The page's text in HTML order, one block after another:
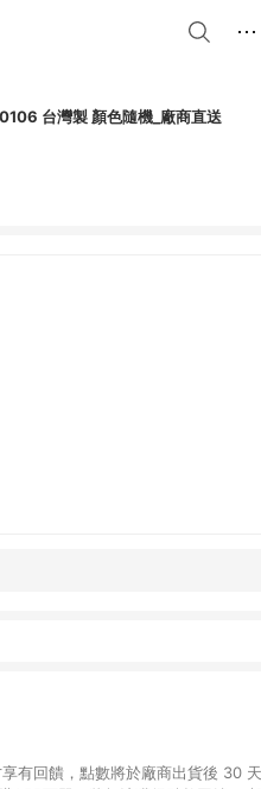
台灣製 顏色隨機_廠商直送
有回饋，點數將於廠商出貨後 30